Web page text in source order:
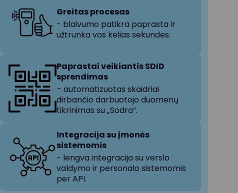
Greitas procesas
- blaivumo patikra paprasta ir
užtrunka vos kelias sekundes.
Paprastai veikiantis SDID
sprendimas
– automatizuotas skaidriai
dirbančio darbuotojo duomenų
tikrinimas su „Sodra“.
Integracija su įmonės
sistemomis
- lengva integracija su verslo
valdymo ir personalo sistemomis
per API.